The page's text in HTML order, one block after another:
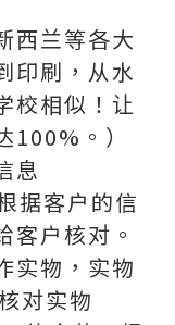
西兰等各大
印刷，从水
校相似！让
100%。）
息
据客户的信
客户核对。
实物，实物
对实物